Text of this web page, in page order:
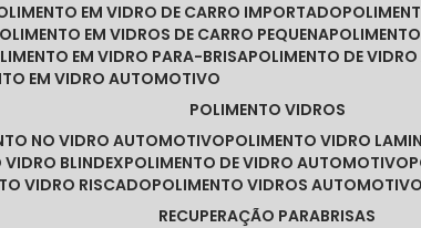
EM VIDRO DE CARRO IMPORTADO
POLIMENTO EM VIDROS DE CARRO PEQUENA
EM VIDRO PARA-BRISA POLIMENTO DE
EM VIDRO AUTOMOTIVO
POLIMENTO VIDROS
NO VIDRO AUTOMOTIVO POLIMENTO VIDRO
VIDRO BLINDEX POLIMENTO DE VIDRO AUTOMOTIVO
VIDRO RISCADO POLIMENTO VIDROS
RECUPERAÇÃO PARABRISAS